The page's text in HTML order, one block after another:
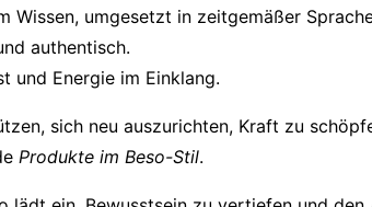
Wissen, umgesetzt in zeitgemäßer
authentisch.
und Energie im Einklang.
sich neu auszurichten, Kraft zu
Produkte im Beso-Stil.